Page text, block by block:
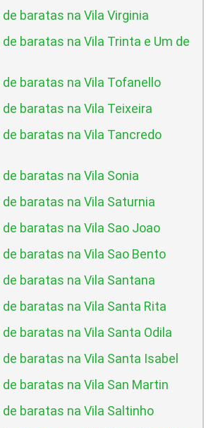
baratas na Vila Virginia
baratas na Vila Trinta e Um de
baratas na Vila Tofanello
baratas na Vila Teixeira
baratas na Vila Tancredo
baratas na Vila Sonia
baratas na Vila Saturnia
baratas na Vila Sao Joao
baratas na Vila Sao Bento
baratas na Vila Santana
baratas na Vila Santa Rita
baratas na Vila Santa Odila
baratas na Vila Santa Isabel
baratas na Vila San Martin
baratas na Vila Saltinho